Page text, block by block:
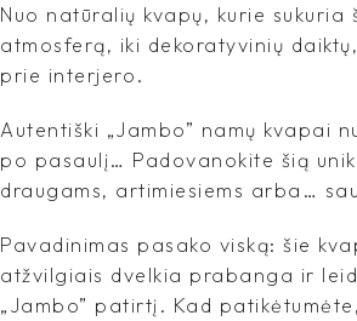
Nuo natūralių kvapų, kurie sukuria
atmosferą, iki dekoratyvinių
prie interjero.
Autentiški „Jambo” namų kvapai
po pasaulį… Padovanokite šią
draugams, artimiesiems arba…
Pavadinimas pasako viską: šie
atžvilgiais dvelkia prabanga ir
„Jambo” patirtį. Kad